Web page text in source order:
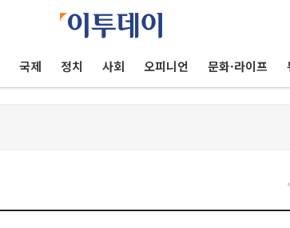
국제 정치 사회 오피니언 문화·라이프